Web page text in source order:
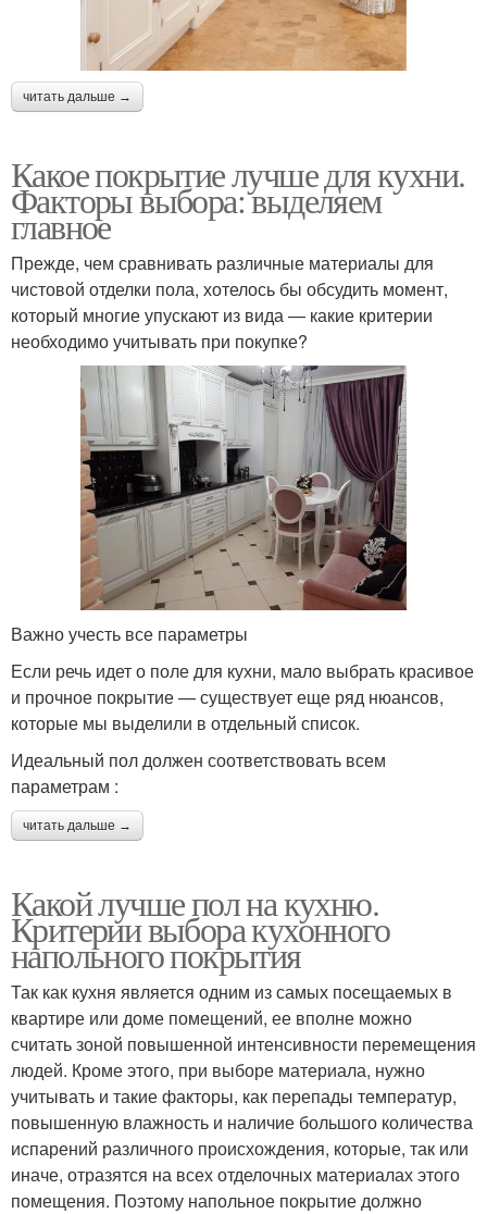
читать дальше →
Какое покрытие лучше для кухни.
Факторы выбора: выделяем
главное
Прежде, чем сравнивать различные материалы для
чистовой отделки пола, хотелось бы обсудить момент,
который многие упускают из вида — какие критерии
необходимо учитывать при покупке?
Важно учесть все параметры
Если речь идет о поле для кухни, мало выбрать красивое
и прочное покрытие — существует еще ряд нюансов,
которые мы выделили в отдельный список.
Идеальный пол должен соответствовать всем
параметрам :
читать дальше →
Какой лучше пол на кухню.
Критерии выбора кухонного
напольного покрытия
Так как кухня является одним из самых посещаемых в
квартире или доме помещений, ее вполне можно
считать зоной повышенной интенсивности перемещения
людей. Кроме этого, при выборе материала, нужно
учитывать и такие факторы, как перепады температур,
повышенную влажность и наличие большого количества
испарений различного происхождения, которые, так или
иначе, отразятся на всех отделочных материалах этого
помещения. Поэтому напольное покрытие должно